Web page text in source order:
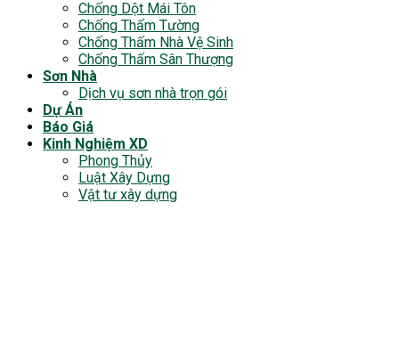
Chống Dột Mái Tôn
Chống Thấm Tường
Chống Thấm Nhà Vệ Sinh
Chống Thấm Sân Thượng
Sơn Nhà
Dịch vụ sơn nhà trọn gói
Dự Án
Báo Giá
Kinh Nghiệm XD
Phong Thủy
Luật Xây Dựng
Vật tư xây dựng